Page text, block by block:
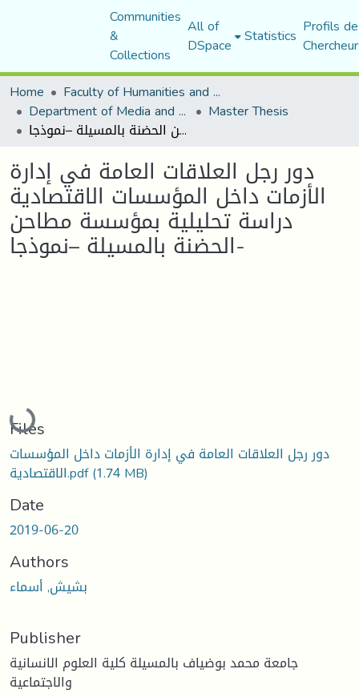
Communities
&
Collections
All of
DSpace Statistics Profils
Home
Faculty of Humanities and Social Sciences
Department of Media and Communication Studies Master Thesis
دور رجل العلاقات العامة في إدارة الأزمات داخل المؤسسات الاقتصادية دراسة تحليلية بمؤسسة مطاحن الحضنة بالمسيلة –نموذجا-
دور رجل العلاقات العامة في إدارة
الأزمات داخل المؤسسات الاقتصادية
دراسة تحليلية بمؤسسة مطاحن
الحضنة بالمسيلة –نموذجا-
Loading...
Files
دور رجل العلاقات العامة في إدارة الأزمات داخل المؤسسات
الاقتصادية.pdf(1.74 MB)
Date
2019-06-20
Authors
بشيش, أسماء
Publisher
جامعة محمد بوضياف بالمسيلة كلية العلوم الانسانية
والاجتماعية